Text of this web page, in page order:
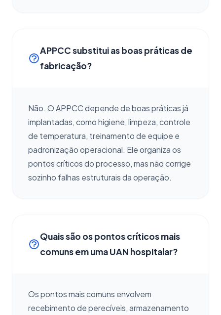
APPCC substitui as boas práticas de
fabricação?
Não. O APPCC depende de boas práticas já
implantadas, como higiene, limpeza, controle
de temperatura, treinamento de equipe e
padronização operacional. Ele organiza os
pontos críticos do processo, mas não corrige
sozinho falhas estruturais da operação.
Quais são os pontos críticos mais
comuns em uma UAN hospitalar?
Os pontos mais comuns envolvem
recebimento de perecíveis, armazenamento